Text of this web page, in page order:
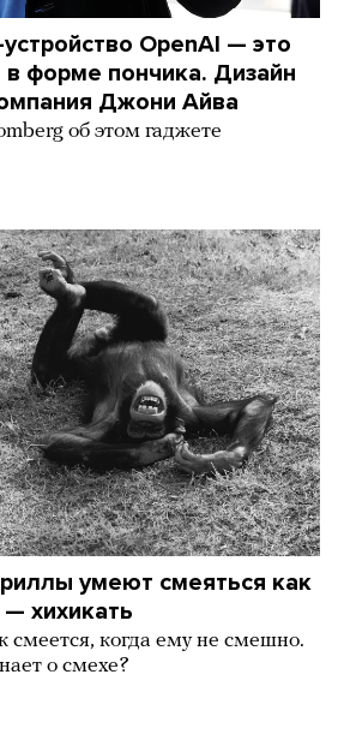
OpenAI — это
форме пончика. Дизайн
Джони Айва
об этом гаджете
умеют смеяться как
хихикать
смеется, когда ему не смешно.
о смехе?